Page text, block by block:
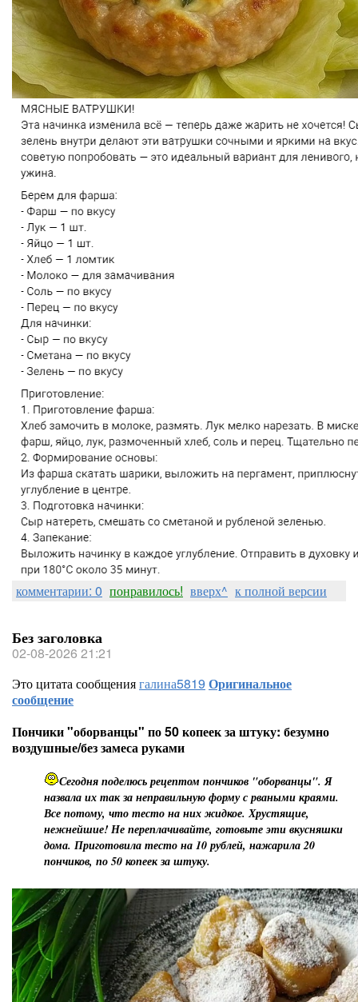
комментарии: 0 понравилось! вверх^ к полной версии
Без заголовка
02-08-2026 21:21
Это цитата сообщениягалина5819 Оригинальное
сообщение
Пончики "оборванцы" по 50 копеек за штуку: безумно
воздушные/без замеса руками
Сегодня поделюсь рецептом пончиков "оборванцы". Я
назвала их так за неправильную форму с рваными краями.
Все потому, что тесто на них жидкое. Хрустящие,
нежнейшие! Не переплачивайте, готовьте эти вкусняшки
дома. Приготовила тесто на 10 рублей, нажарила 20
пончиков, по 50 копеек за штуку.